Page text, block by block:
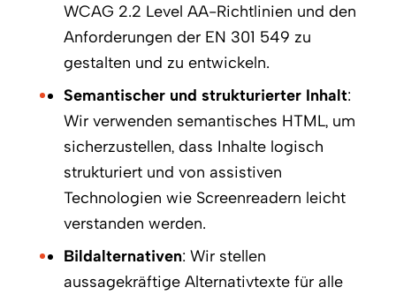
WCAG 2.2 Level AA-Richtlinien und den
Anforderungen der EN 301 549 zu
gestalten und zu entwickeln.
Semantischer und strukturierter Inhalt:
Wir verwenden semantisches HTML, um
sicherzustellen, dass Inhalte logisch
strukturiert und von assistiven
Technologien wie Screenreadern leicht
verstanden werden.
Bildalternativen: Wir stellen
aussagekräftige Alternativtexte für alle